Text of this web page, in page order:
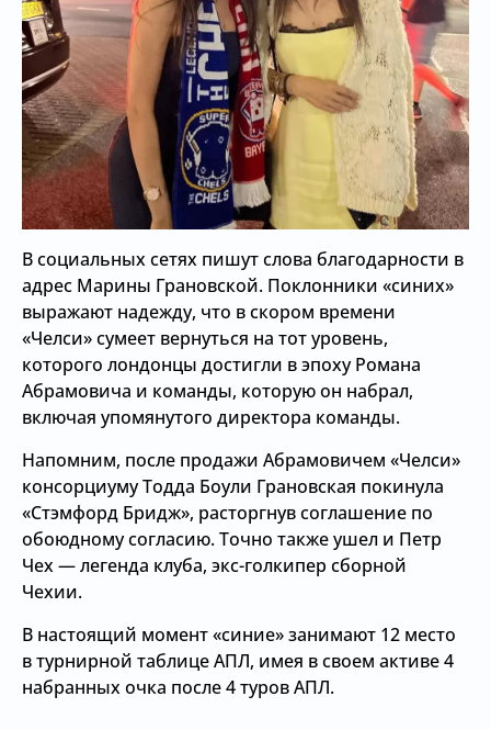
В социальных сетях пишут слова благодарности в
адрес Марины Грановской. Поклонники «синих»
выражают надежду, что в скором времени
«Челси» сумеет вернуться на тот уровень,
которого лондонцы достигли в эпоху Романа
Абрамовича и команды, которую он набрал,
включая упомянутого директора команды.
Напомним, после продажи Абрамовичем «Челси»
консорциуму Тодда Боули Грановская покинула
«Стэмфорд Бридж», расторгнув соглашение по
обоюдному согласию. Точно также ушел и Петр
Чех — легенда клуба, экс-голкипер сборной
Чехии.
В настоящий момент «синие» занимают 12 место
в турнирной таблице АПЛ, имея в своем активе 4
набранных очка после 4 туров АПЛ.